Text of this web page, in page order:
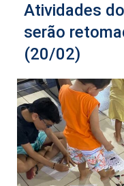
Atividades
serão
(20/02)